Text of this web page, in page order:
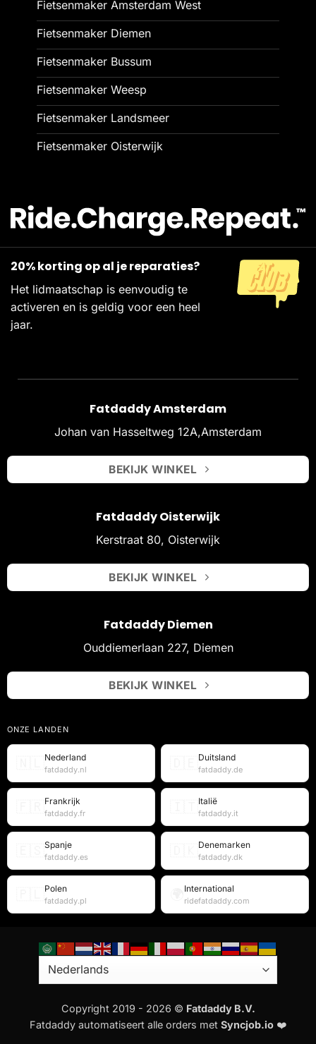
Fietsenmaker Amsterdam West
Fietsenmaker Diemen
Fietsenmaker Bussum
Fietsenmaker Weesp
Fietsenmaker Landsmeer
Fietsenmaker Oisterwijk
20% korting op al je reparaties?
Het lidmaatschap is eenvoudig te
activeren en is geldig voor een heel
jaar.
Fatdaddy Amsterdam
Johan van Hasseltweg 12A,Amsterdam
BEKIJK WINKEL
Fatdaddy Oisterwijk
Kerstraat 80, Oisterwijk
BEKIJK WINKEL
Fatdaddy Diemen
Ouddiemerlaan 227, Diemen
BEKIJK WINKEL
ONZE LANDEN
Nederland
fatdaddy.nl
Duitsland
fatdaddy.de
Frankrijk
fatdaddy.fr
Italië
fatdaddy.it
Spanje
fatdaddy.es
Denemarken
fatdaddy.dk
Polen
fatdaddy.pl
International
ridefatdaddy.com
Copyright 2019 - 2026 © Fatdaddy B.V.
Fatdaddy automatiseert alle orders met Syncjob.io ❤️